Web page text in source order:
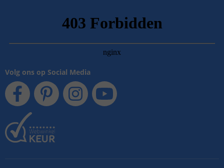
Volg ons op Social Media